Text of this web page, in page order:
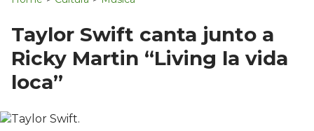
Taylor Swift canta junto a
Ricky Martin “Living la vida
loca”